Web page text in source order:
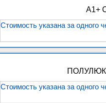
А1+
Стоимость указана за одного
Стоимость указана за одного